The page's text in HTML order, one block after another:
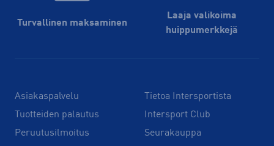
Turvallinen maksaminen
Laaja valikoima
huippu­merkkejä
Asiakaspalvelu
Tuotteiden palautus
Peruutusilmoitus
Tietoa Intersportista
Intersport Club
Seurakauppa